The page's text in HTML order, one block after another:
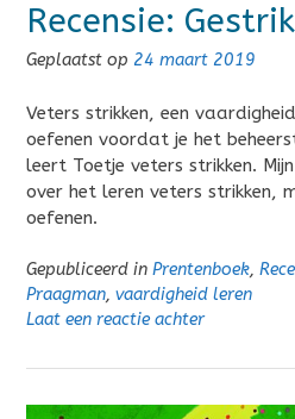
Recensie:
Geplaatst op 24 maart 2019
Veters strikken, een
oefenen voordat je het
leert Toetje veters strikken.
over het leren veters strikken,
oefenen.
Gepubliceerd in Prentenboek,
Praagman, vaardigheid leren
Laat een reactie achter